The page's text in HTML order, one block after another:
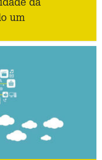
da
um